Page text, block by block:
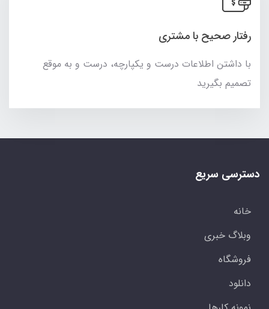
رفتار صحیح با مشتری
با داشتن اطلاعات درست و یکپارچه، درست و به موقع
تصمیم بگیرید
دسترسی سریع
خانه
وبلاگ خبری
فروشگاه
دانلود